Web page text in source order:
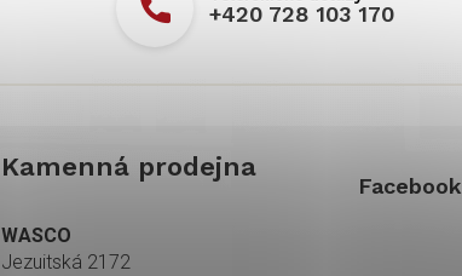
+420 728 103 170
Kamenná prodejna
WASCO
Jezuitská 2172
Facebook